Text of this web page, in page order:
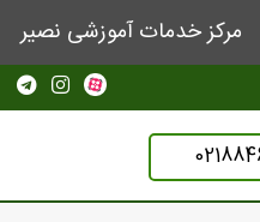
مرکز خدمات آموزشی نصیر